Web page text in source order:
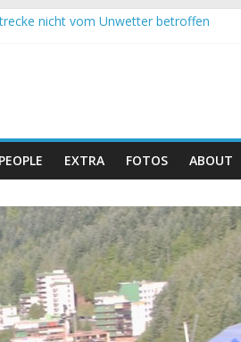
nicht vom Unwetter betroffen
Race: Weltmeister Seewald führt
beim ersten XCO-Rennen der Saison
PEOPLE EXTRA FOTOS ABOUT